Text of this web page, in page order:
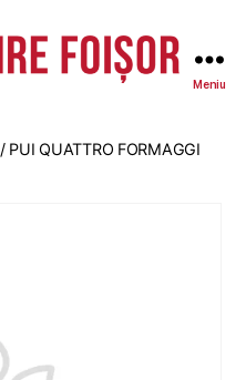
Meniu
/ PUI QUATTRO FORMAGGI